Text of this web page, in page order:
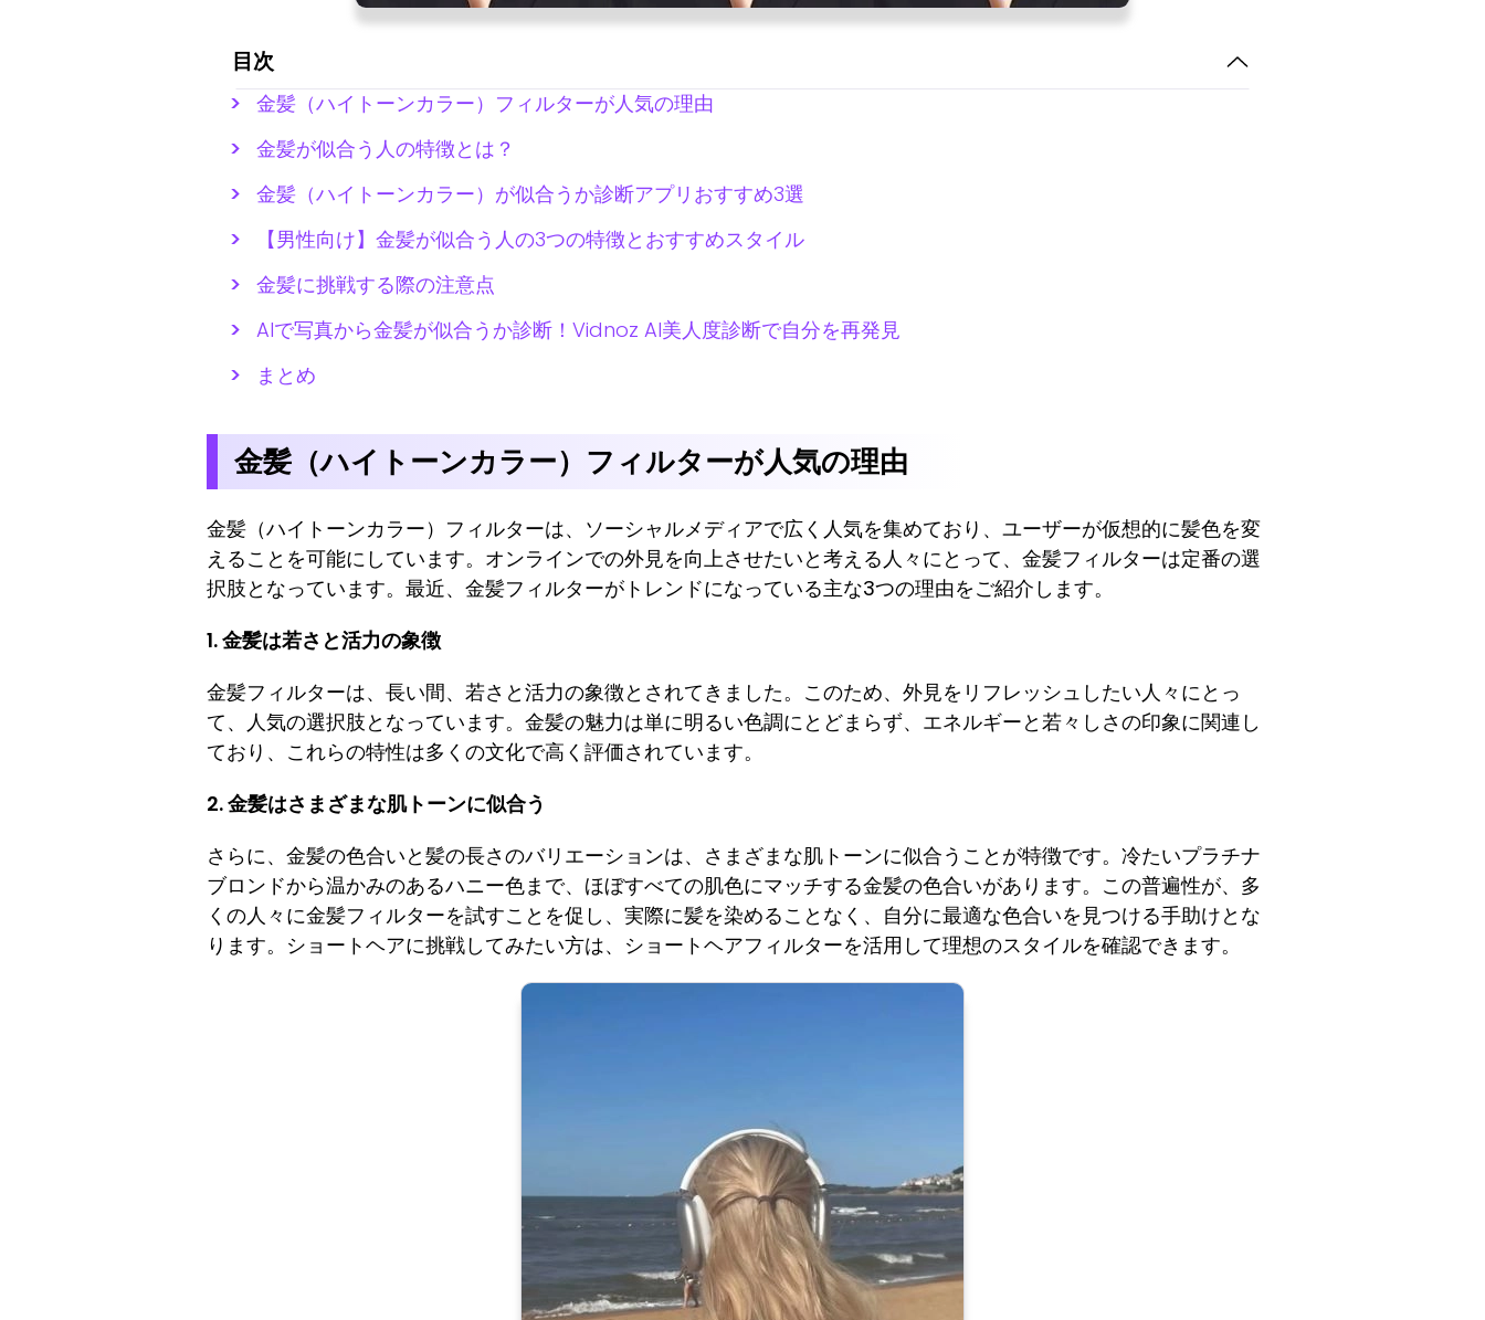
目次
金髪（ハイトーンカラー）フィルターが人気の理由
金髪が似合う人の特徴とは？
金髪（ハイトーンカラー）が似合うか診断アプリおすすめ3選
【男性向け】金髪が似合う人の3つの特徴とおすすめスタイル
金髪に挑戦する際の注意点
AIで写真から金髪が似合うか診断！Vidnoz AI美人度診断で自分を再発見
まとめ
金髪（ハイトーンカラー）フィルターが人気の理由
金髪（ハイトーンカラー）フィルターは、ソーシャルメディアで広く人気を集めており、ユーザーが仮想的に髪色を変
えることを可能にしています。オンラインでの外見を向上させたいと考える人々にとって、金髪フィルターは定番の選
択肢となっています。最近、金髪フィルターがトレンドになっている主な3つの理由をご紹介します。
1. 金髪は若さと活力の象徴
金髪フィルターは、長い間、若さと活力の象徴とされてきました。このため、外見をリフレッシュしたい人々にとっ
て、人気の選択肢となっています。金髪の魅力は単に明るい色調にとどまらず、エネルギーと若々しさの印象に関連し
ており、これらの特性は多くの文化で高く評価されています。
2. 金髪はさまざまな肌トーンに似合う
さらに、金髪の色合いと髪の長さのバリエーションは、さまざまな肌トーンに似合うことが特徴です。冷たいプラチナ
ブロンドから温かみのあるハニー色まで、ほぼすべての肌色にマッチする金髪の色合いがあります。この普遍性が、多
くの人々に金髪フィルターを試すことを促し、実際に髪を染めることなく、自分に最適な色合いを見つける手助けとな
ります。ショートヘアに挑戦してみたい方は、ショートヘアフィルターを活用して理想のスタイルを確認できます。